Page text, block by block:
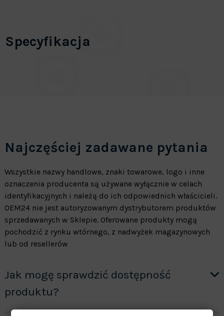
Specyfikacja
Najczęściej zadawane pytania
Wszystkie nazwy handlowe, znaki towarowe, logo i inne
oznaczenia producenta są używane wyłącznie w celach
identyfikacyjnych i należą do ich odpowiednich właścicieli.
OEM24 nie jest autoryzowanym dystrybutorem produktów
sprzedawanych w Sklepie. Oferowane produkty mogą
pochodzić z rynku wtórnego, z nadwyżek magazynowych
lub od resellerów
Jak mogę sprawdzić dostępność
produktu?